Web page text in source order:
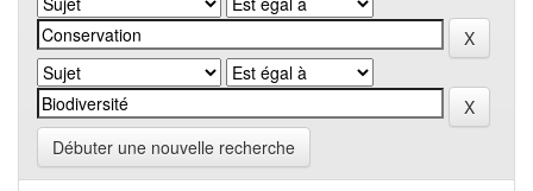
Débuter une nouvelle recherche